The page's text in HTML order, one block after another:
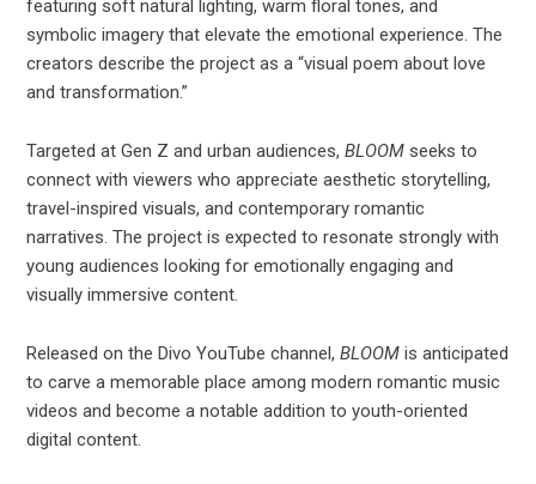
featuring soft natural lighting, warm floral tones, and
symbolic imagery that elevate the emotional experience. The
creators describe the project as a “visual poem about love
and transformation.”
Targeted at Gen Z and urban audiences,BLOOM seeks to
connect with viewers who appreciate aesthetic storytelling,
travel-inspired visuals, and contemporary romantic
narratives. The project is expected to resonate strongly with
young audiences looking for emotionally engaging and
visually immersive content.
Released on the Divo YouTube channel,BLOOM is anticipated
to carve a memorable place among modern romantic music
videos and become a notable addition to youth-oriented
digital content.